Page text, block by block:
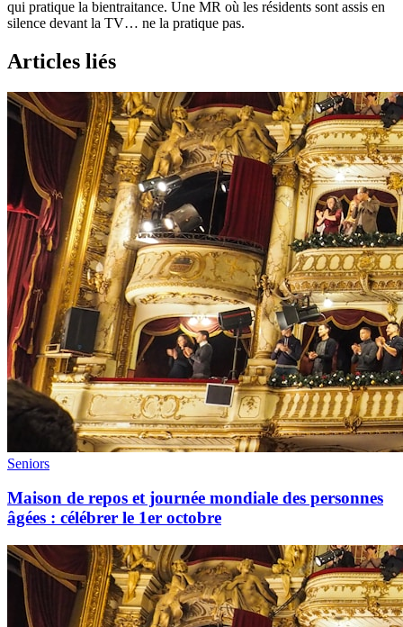
qui pratique la bientraitance. Une MR où les résidents sont assis en
silence devant la TV… ne la pratique pas.
Articles liés
Seniors
Maison de repos et journée mondiale des personnes
âgées : célébrer le 1er octobre